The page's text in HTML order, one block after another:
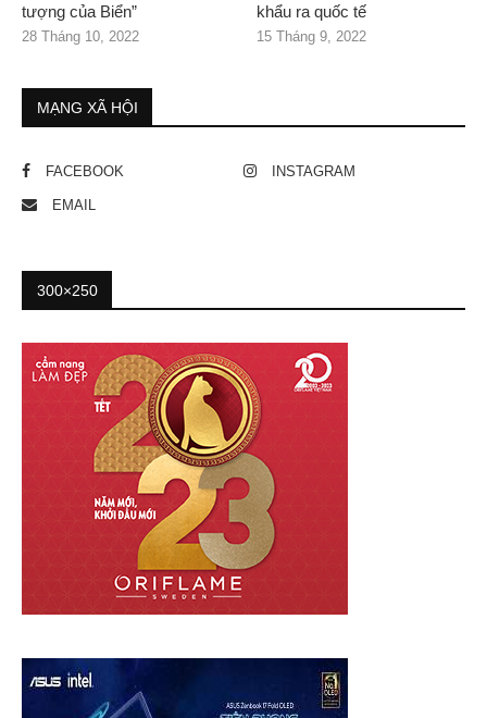
tượng của Biển”
28 Tháng 10, 2022
khẩu ra quốc tế
15 Tháng 9, 2022
MẠNG XÃ HỘI
FACEBOOK INSTAGRAM
EMAIL
300×250